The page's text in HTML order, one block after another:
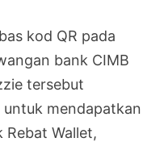
kod QR pada
bank CIMB
tersebut
mendapatkan
Rebat Wallet,